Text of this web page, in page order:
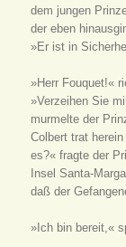
dem jungen
der eben
»Er ist in
»Herr Fouquet!«
»Verzeihen Sie
murmelte der
Colbert trat
es?« fragte der
Insel Santa-
daß der
»Ich bin bereit,«